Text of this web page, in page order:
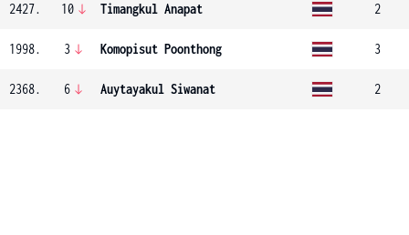
2427. 10 Timangkul Anapat 2
1998. 3 Komopisut Poonthong 3
2368. 6 Auytayakul Siwanat 2